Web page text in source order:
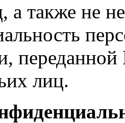
а также не
переданной
лиц.